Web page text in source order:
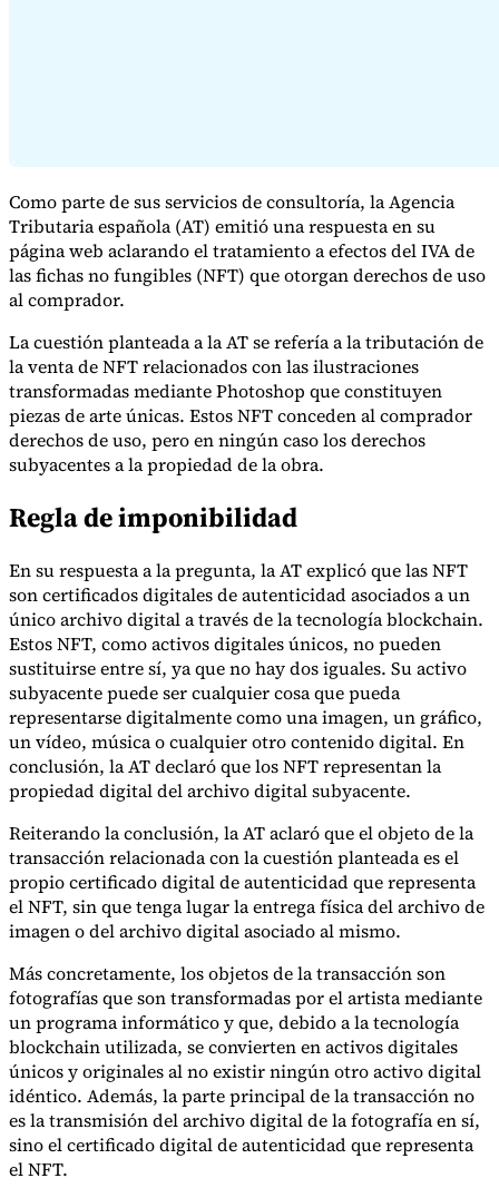
Herramientas
sobre las ventasVerificador de número de VAT
Expertos
Nuestros autoresConviértase en colaborador Elija un experto
Como parte de sus servicios de consultoría, la Agencia
Tributaria española (AT) emitió una respuesta en su
página web aclarando el tratamiento a efectos del IVA de
las fichas no fungibles (NFT) que otorgan derechos de uso
al comprador.
La cuestión planteada a la AT se refería a la tributación de
la venta de NFT relacionados con las ilustraciones
transformadas mediante Photoshop que constituyen
piezas de arte únicas. Estos NFT conceden al comprador
derechos de uso, pero en ningún caso los derechos
subyacentes a la propiedad de la obra.
Regla de imponibilidad
En su respuesta a la pregunta, la AT explicó que las NFT
son certificados digitales de autenticidad asociados a un
único archivo digital a través de la tecnología blockchain.
Estos NFT, como activos digitales únicos, no pueden
sustituirse entre sí, ya que no hay dos iguales. Su activo
subyacente puede ser cualquier cosa que pueda
representarse digitalmente como una imagen, un gráfico,
un vídeo, música o cualquier otro contenido digital. En
conclusión, la AT declaró que los NFT representan la
propiedad digital del archivo digital subyacente.
Reiterando la conclusión, la AT aclaró que el objeto de la
transacción relacionada con la cuestión planteada es el
propio certificado digital de autenticidad que representa
el NFT, sin que tenga lugar la entrega física del archivo de
imagen o del archivo digital asociado al mismo.
Más concretamente, los objetos de la transacción son
fotografías que son transformadas por el artista mediante
un programa informático y que, debido a la tecnología
blockchain utilizada, se convierten en activos digitales
únicos y originales al no existir ningún otro activo digital
idéntico. Además, la parte principal de la transacción no
es la transmisión del archivo digital de la fotografía en sí,
sino el certificado digital de autenticidad que representa
el NFT.